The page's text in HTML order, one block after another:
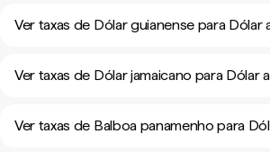
Ver taxas de Dólar guianense para Dólar
Ver taxas de Dólar jamaicano para Dólar
Ver taxas de Balboa panamenho para